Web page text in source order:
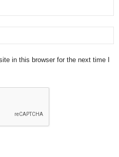
in this browser for the next time I